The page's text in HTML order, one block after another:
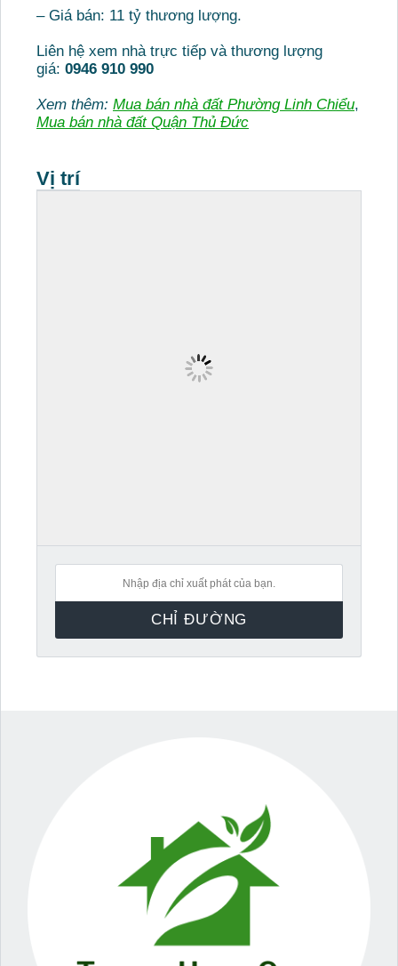
– Giá bán: 11 tỷ thương lượng.
Liên hệ xem nhà trực tiếp và thương lượng
giá: 0946 910 990
Xem thêm: Mua bán nhà đất Phường Linh Chiểu,
Mua bán nhà đất Quận Thủ Đức
Vị trí